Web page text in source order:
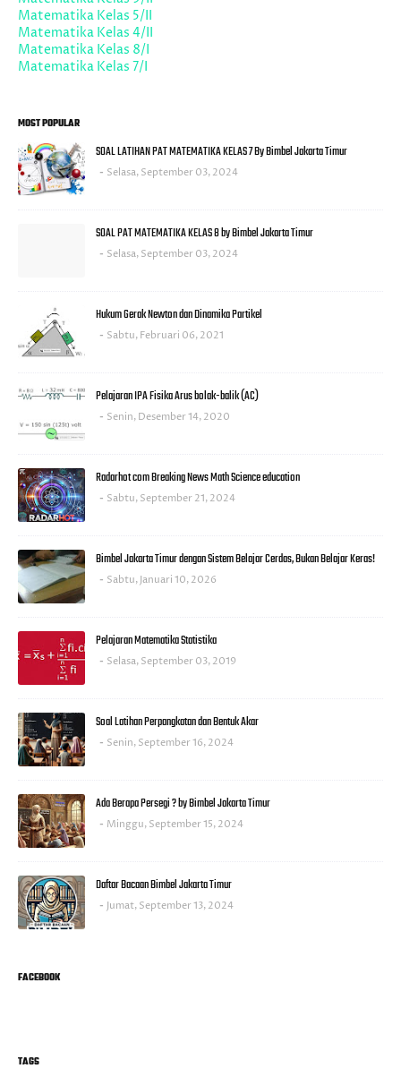
Matematika Kelas 5/II
Matematika Kelas 4/II
Matematika Kelas 8/I
Matematika Kelas 7/I
MOST POPULAR
SOAL LATIHAN PAT MATEMATIKA KELAS 7 By Bimbel Jakarta Timur
Selasa, September 03, 2024
SOAL PAT MATEMATIKA KELAS 8 by Bimbel Jakarta Timur
Selasa, September 03, 2024
Hukum Gerak Newton dan Dinamika Partikel
Sabtu, Februari 06, 2021
Pelajaran IPA Fisika Arus bolak-balik (AC)
Senin, Desember 14, 2020
Radarhot com Breaking News Math Science education
Sabtu, September 21, 2024
Bimbel Jakarta Timur dengan Sistem Belajar Cerdas, Bukan Belajar Keras!
Sabtu, Januari 10, 2026
Pelajaran Matematika Statistika
Selasa, September 03, 2019
Soal Latihan Perpangkatan dan Bentuk Akar
Senin, September 16, 2024
Ada Berapa Persegi ? by Bimbel Jakarta Timur
Minggu, September 15, 2024
Daftar Bacaan Bimbel Jakarta Timur
Jumat, September 13, 2024
FACEBOOK
TAGS